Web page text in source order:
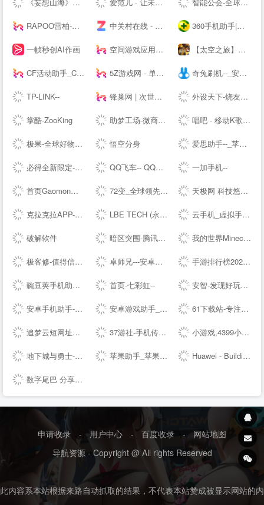
《妄想山海》手游官方下载站_礼包领取_腾讯游戏 爱范儿 · 让未来触手可及 智能公会-全球智能产品评测资讯平台-致力于让智能走进生活
RAPOO雷柏-无线生活-雷柏科技 中关村在线 - 大中华区专业IT网站 - The --luable and professional IT business website in Greater China 360手机助手|手机软件下载|手机游戏下载|安卓软件|安卓游戏|Android手机应用|手机主题壁纸下载|手机视频电影电视剧下载|手机小说杂志下载
一帧秒创AI作画 空间游戏应用中心-网页游戏|热门游戏|新游推荐 【太空之旅】新版本爆料 - 和平精英----腾讯游戏
CF活动助手_CF装备助手_穿越火线活动一键领取 - -- 5Z游戏网 - 单机游戏_单机游戏下载_单机游戏门户 奇兔刷机--_安卓Android刷机工具_一键完美刷机_ROOT软件
TP-LINK-- 锋巢网 | 次世代生活科技 外设天下-烧友所爱 值得信赖(WWW.WSTX.COM)
掌酷-ZooKing 助梦工场-微商水印相机，微脉圈，微脉输入法 唱吧 - 移动K歌神器
极果-全球好物消费推荐平台 悟空分身 爱思助手--_苹果助手_苹果刷机助手_苹果越狱助手
必得全新限定-穿越火线---腾讯游戏 QQ飞车-- QQ飞车---腾讯游戏-竞速网游王者 突破300万同时在线 一加手机--
首页Gaomon高漫 - 新一代数位板和数位屏，新的创作之旅 72变_全球领先的智能生活平台 天极网 科技悠生活.遇见新未来
克拉克拉APP-漫播APP-声咚APP-克拉克拉---漫播---声咚---克拉克拉直播-漫播广播剧-声咚问答匹配 LBE TECH (永杨安风) - 全球安卓技术先锋 云手机_虚拟手机_手机模拟器-双子星
破解软件 暗区突围-腾讯自研真硬核射击手游---腾讯游戏 我的世界Minecraft中国版--——你想玩的，这里都有
极客修-值得信赖的上门维修平台|手机维修|电脑维修|家电维修清洗 卓师兄---安卓数据恢复大师、微信好友恢复、微信聊天记录删除了怎么恢复 手游排行榜2021前十名_热门好玩的手游推荐_最新手机游戏APP下载 - 续航之家
豌豆荚手机助手-海量安卓APP应用与游戏免费下载 首页-七彩虹-- 安智-发现好玩的【安智--】
安卓手机助手-PP助手-- 安卓游戏助手_好玩的安卓游戏免费下载-骑士助手-- 61下载站-专注免费软件下载、让你安全放心的下载
追梦云短网址生成工具-页面跳转服务 37游社-手机传奇类游戏下载-手机游戏排行榜-安卓游戏下载-免费iOS手游排行榜-游戏攻略网-手机应用下载 小游戏,4399小游戏,小游戏大全,双人小游戏大全 - www.4399.com
地下城与勇士-DNF----腾讯游戏-格斗网游王者之作,500万同时在线 苹果助手_苹果手机助手_同步网络官方下载 Huawei - Building a Fully Connected, Intelligent World
数字尾巴 分享美好数字生活
申请收录 - 用户中心 - 百度收录 -
网站地图
导航资源 - Copyright @ All rights Reserved
此内容系本站根据来路自动抓取的结果，不代表本站赞成被显示网站的内